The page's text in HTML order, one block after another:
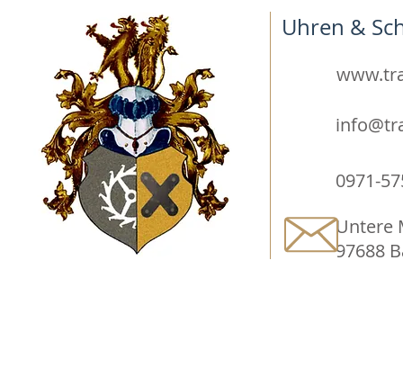
Untere
97688
Uhren &
0971-